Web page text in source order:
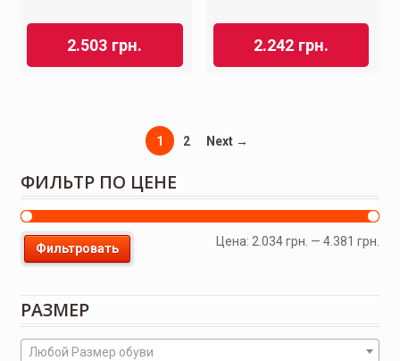
2.503 грн. 2.242 грн.
1 2 Next →
ФИЛЬТР ПО ЦЕНЕ
Фильтровать
Цена: 2.034 грн. —4.381 грн.
РАЗМЕР
Любой Размер обуви